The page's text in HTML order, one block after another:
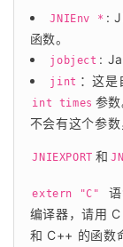
JNIEnv * :
函数。
jobject :
jint ：这
int times 参
不会有这个参数
JNIEXPORT 和
extern "C"
编译器，请用
和 C++ 的函数